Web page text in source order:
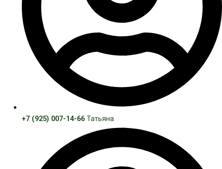
+7 (925) 007-14-66Татьяна